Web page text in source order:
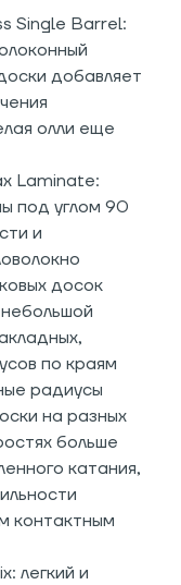
Single Barrel:
добавляет
олли еще
Laminate:
под углом 90
и
досок
по краям
радиусы
на разных
больше
катания,
контактным
легкий и